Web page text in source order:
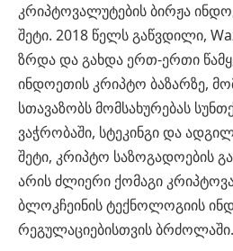
კრიპტოვალუტების ბირჟა
შეტი. 2018 წელს გაწვდილი,
ზრდა და გახდა ერთ-ერთი
ინდოეთის კრიპტო ბაზარზე,
სთავაზობს მომსახურებას
ვაჭრობაში, სტეკინგი და
შეტი, კრიპტო საზოგადოების
არის ძლიერი ქომაგი
ბლოკჩეინის ტექნოლოგიის
რეგულაციებისთვის ბრძოლაში.